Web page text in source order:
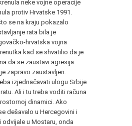
neke vojne operacije
protiv Hrvatske 1991.
se na kraju pokazalo
rata bila je
hrvatska vojna
kad se shvatilio da je
da se zaustavi agresija
zapravo zaustavljen.
izjednačavati ulogu Srbije
Ali i tu treba voditi računa
dinamici. Ako
dešavalo u Hercegovini i
odvijale u Mostaru, onda